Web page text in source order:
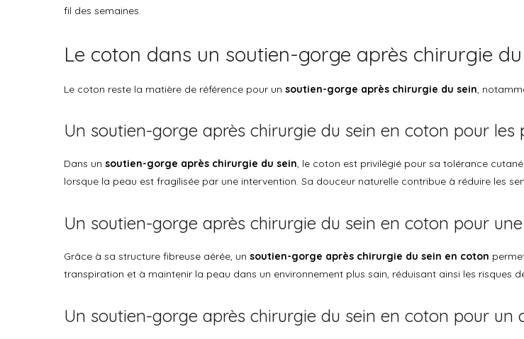
fil des semaines.
Le coton dans un soutien-gorge après chirurgie
Le coton reste la matière de référence pour un soutien-gorge après chirurgie du sein ,
Un soutien-gorge après chirurgie du sein en coton pour les
Dans un soutien-gorge après chirurgie du sein, le coton est privilégié pour sa tolérance
lorsque la peau est fragilisée par une intervention. Sa douceur naturelle contribue à réduire les
Un soutien-gorge après chirurgie du sein en coton pour
Grâce à sa structure fibreuse aérée, un soutien-gorge après chirurgie du sein en coton
transpiration et à maintenir la peau dans un environnement plus sain, réduisant ainsi les risques
Un soutien-gorge après chirurgie du sein en coton pour un